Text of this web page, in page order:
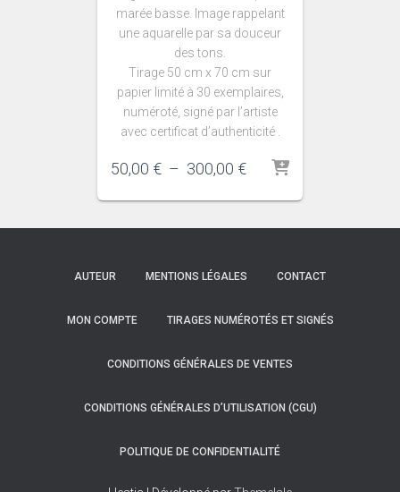
marée basse. Image rappelant
une aquarelle par sa douceur
des tons.
Tirage 50 cm x 70 cm sur
papier limité à 30 exemplaires,
numéroté, signé par l’artiste
avec certificat d’authenticité .
50,00 € – 300,00 €Plage
prix :
50,00 €
AUTEUR MENTIONS LÉGALES CONTACT
MON COMPTE TIRAGES NUMÉROTÉS ET SIGNÉS
CONDITIONS GÉNÉRALES DE VENTES
CONDITIONS GÉNÉRALES D’UTILISATION (CGU)
POLITIQUE DE CONFIDENTIALITÉ